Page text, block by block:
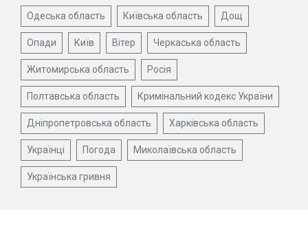
Одеська область Київська область Дощ
Опади Київ Вітер Черкаська область
Житомирська область Росія
Полтавська область Кримінальний кодекс України
Дніпропетровська область Харківська область
Українці Погода Миколаївська область
Українська гривня